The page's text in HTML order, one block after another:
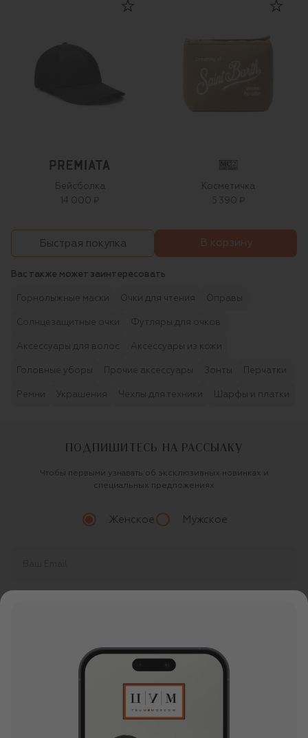
Бейсболка
14 000 ₽
Косметичка
5 390 ₽
Быстрая покупка В корзину
Вас также может заинтересовать
Горнолыжные маски Очки для чтения Оправы
Солнцезащитные очки Футляры для очков
Аксессуары для волос Аксессуары из кожи
Головные уборы Прочие аксессуары Зонты Перчатки
Ремни Украшения Чехлы для техники Шарфы и платки
ПОДПИШИТЕСЬ НА РАССЫЛКУ
Чтобы первыми узнавать об эксклюзивных новинках и
специальных предложениях
Женское Мужское
О ЦУМ
О магазине
Новости и события
ОНЛАЙН ПОКУПКИ